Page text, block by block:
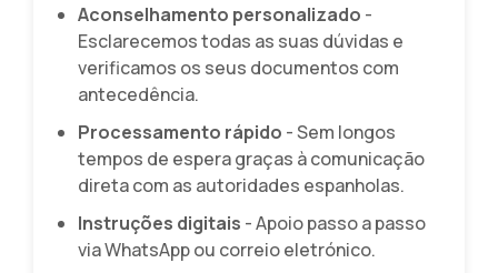
Aconselhamento personalizado -
Esclarecemos todas as suas dúvidas e
verificamos os seus documentos com
antecedência.
Processamento rápido - Sem longos
tempos de espera graças à comunicação
direta com as autoridades espanholas.
Instruções digitais - Apoio passo a passo
via WhatsApp ou correio eletrónico.